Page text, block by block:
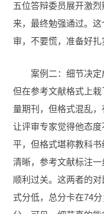
五位答辩委员展开激烈
来，最终勉强通过。
审，不要慌，准备好扎
案例二：细节决定
但在参考文献格式上
量期刊，但格式混乱，
让评审专家觉得他态
平，但格式堪称教科
清晰，参考文献标注一
顺利过关。这两者的
式分低，总分卡在74